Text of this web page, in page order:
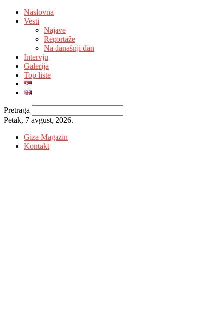
Naslovna
Vesti
Najave
Reportaže
Na današnji dan
Intervju
Galerija
Top liste
Pretraga
Petak, 7 avgust, 2026.
Giza Magazin
Kontakt